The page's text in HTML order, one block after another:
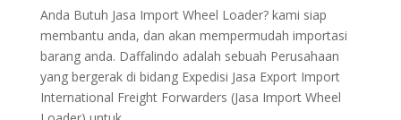
Anda Butuh Jasa Import Wheel Loader? kami siap
membantu anda, dan akan mempermudah importasi
barang anda. Daffalindo adalah sebuah Perusahaan
yang bergerak di bidang Expedisi Jasa Export Import
International Freight Forwarders (Jasa Import Wheel